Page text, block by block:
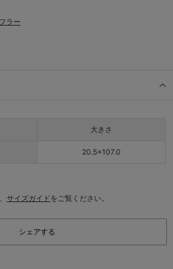
ラー
大きさ
20.5×107.0
サイズガイドをご覧ください。
シェアする